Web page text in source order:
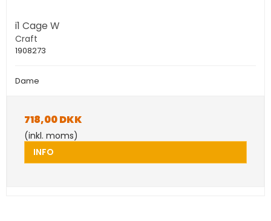
i1 Cage W
Craft
1908273
Dame
718,00 DKK
(inkl. moms)
INFO